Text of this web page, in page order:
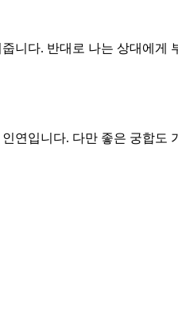
니다. 반대로 나는 상대에
연입니다. 다만 좋은 궁합